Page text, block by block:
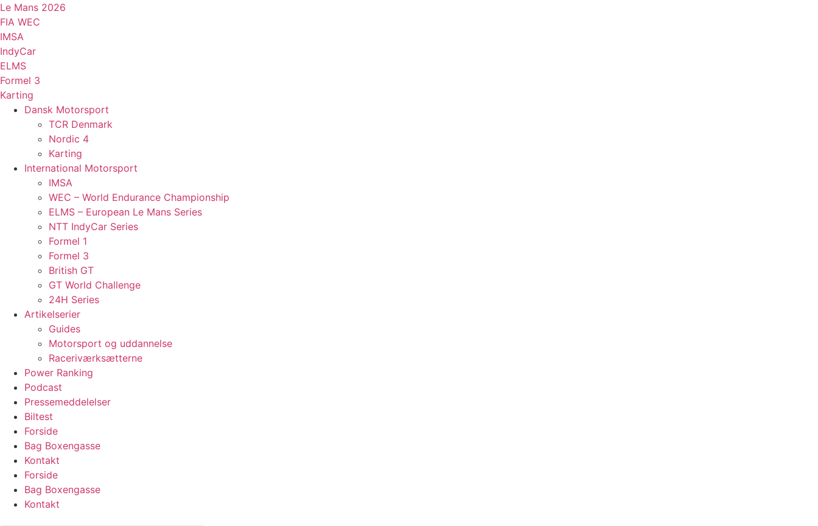
Videre
til
indhold
Le Mans 2026
FIA WEC
IMSA
IndyCar
ELMS
Formel 3
Karting
Dansk Motorsport
TCR Denmark
Nordic 4
Karting
International Motorsport
IMSA
WEC – World Endurance Championship
ELMS – European Le Mans Series
NTT IndyCar Series
Formel 1
Formel 3
British GT
GT World Challenge
24H Series
Artikelserier
Guides
Motorsport og uddannelse
Raceriværksætterne
Power Ranking
Podcast
Pressemeddelelser
Biltest
Forside
Bag Boxengasse
Kontakt
Forside
Bag Boxengasse
Kontakt